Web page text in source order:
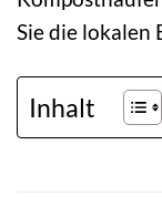
Sie die lokalen
Inhalt